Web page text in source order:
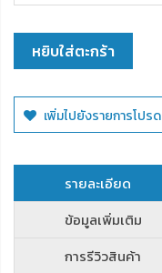
หยิบใส่ตะกร้า
เพิ่มไปยังรายการโปรด
รายละเอียด
ข้อมูลเพิ่มเติม
การรีวิวสินค้า